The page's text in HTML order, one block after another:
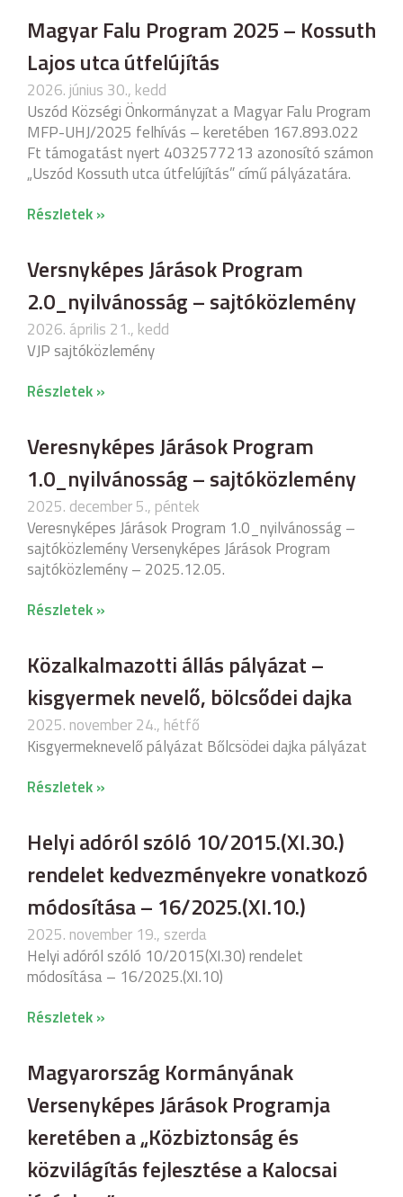
Magyar Falu Program 2025 – Kossuth
Lajos utca útfelújítás
2026. június 30., kedd
Uszód Községi Önkormányzat a Magyar Falu Program
MFP-UHJ/2025 felhívás – keretében 167.893.022
Ft támogatást nyert 4032577213 azonosító számon
„Uszód Kossuth utca útfelújítás” című pályázatára.
Részletek »
Versnyképes Járások Program
2.0_nyilvánosság – sajtóközlemény
2026. április 21., kedd
VJP sajtóközlemény
Részletek »
Veresnyképes Járások Program
1.0_nyilvánosság – sajtóközlemény
2025. december 5., péntek
Veresnyképes Járások Program 1.0_nyilvánosság –
sajtóközlemény Versenyképes Járások Program
sajtóközlemény – 2025.12.05.
Részletek »
Közalkalmazotti állás pályázat –
kisgyermek nevelő, bölcsődei dajka
2025. november 24., hétfő
Kisgyermeknevelő pályázat Bőlcsödei dajka pályázat
Részletek »
Helyi adóról szóló 10/2015.(XI.30.)
rendelet kedvezményekre vonatkozó
módosítása – 16/2025.(XI.10.)
2025. november 19., szerda
Helyi adóról szóló 10/2015(XI.30) rendelet
módosítása – 16/2025.(XI.10)
Részletek »
Magyarország Kormányának
Versenyképes Járások Programja
keretében a „Közbiztonság és
közvilágítás fejlesztése a Kalocsai